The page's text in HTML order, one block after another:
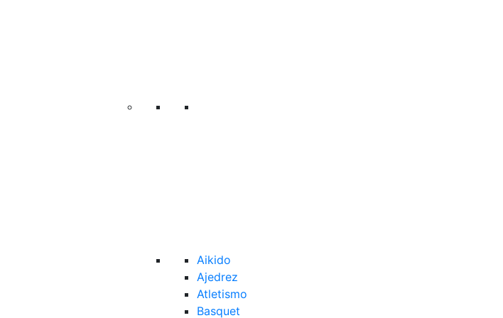
Aikido
Ajedrez
Atletismo
Basquet